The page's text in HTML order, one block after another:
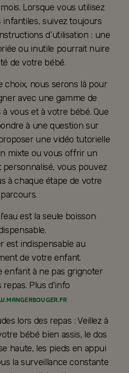
Lorsque vous utilisez
infantiles, suivez toujours
d’utilisation : une
ou inutile pourrait nuire
de votre bébé.
choix, nous serons là pour
avec une gamme de
vous et à votre bébé. Que
à une question sur
une vidéo tutorielle
mixte ou vous offrir un
vous pouvez
à chaque étape de votre
parcours.
est la seule boisson
est indispensable au
de votre enfant.
enfant à ne pas grignoter
repas. Plus d'info
lors des repas : Veillez à
bébé bien assis, le dos
haute, les pieds en appui
la surveillance constante